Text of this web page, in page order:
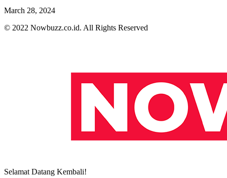
March 28, 2024
© 2022 Nowbuzz.co.id. All Rights Reserved
Selamat Datang Kembali!